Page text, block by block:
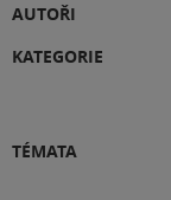
AUTOŘI
KATEGORIE
TÉMATA